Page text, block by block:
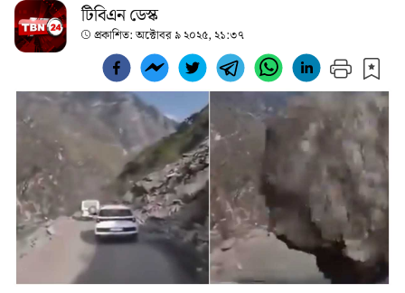
টিবিএন ডেস্ক
প্রকাশিত:অক্টোবর ৯ ২০২৫, ২১:৩৭